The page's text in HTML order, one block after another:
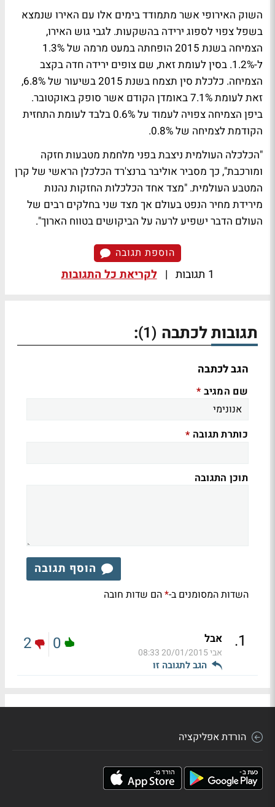
השוק האירופי אשר מתמודד בימים אלו עם האירו שנמצא
בשפל צפוי לספוג ירידה בהשקעות. לגבי גוש האירו,
הצמיחה בשנת 2015 הופחתה במעט מרמה של 1.3%
ל-1.2%. בסין לעומת זאת, שם צופים ירידה חדה בקצב
הצמיחה. כלכלת סין תצמח בשנת 2015 בשיעור של 6.8%,
זאת לעומת 7.1% באומדן הקודם אשר סופק באוקטובר.
ביפן הצמיחה צפויה לעמוד על 0.6% בלבד לעומת התחזית
הקודמת לצמיחה של 0.8%.
"הכלכלה העולמית ניצבת בפני מלחמת מטבעות חזקה
ומורכבת", כך מסביר אוליבר ברנצ'רד הכלכלן הראשי של קרן
המטבע העולמית. "מצד אחד הכלכלות החזקות נהנות
מירידת מחיר הנפט בעולם אך מצד שני בחלקים רבים של
העולם הדבר ישפיע לרעה על הביקושים בטווח הארוך".
הוספת תגובה
1 תגובות | לקריאת כל התגובות
תגובות לכתבה (1)
:
הגב לכתבה
שם המגיב *
כותרת תגובה *
תוכן התגובה
הוסף תגובה
השדות המסומנים ב-*הם שדות חובה
1
. אבל
אבי20/01/2015 08:33
הגב לתגובה זו
0
2
הורדת אפליקציה